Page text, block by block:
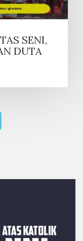
SENI,
DUTA